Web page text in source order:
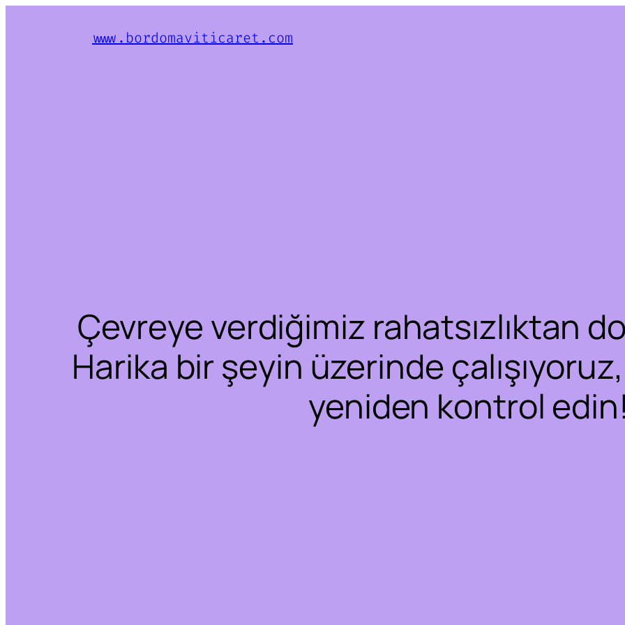
www.bordomaviticaret.com
Çevreye verdiğimiz rahatsızlıktan
Harika bir şeyin üzerinde
yeniden kontrol edin!